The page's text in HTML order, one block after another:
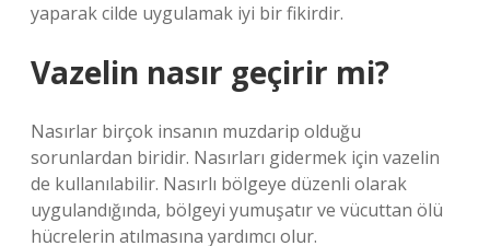
yaparak cilde uygulamak iyi bir fikirdir.
Vazelin nasır geçirir mi?
Nasırlar birçok insanın muzdarip olduğu
sorunlardan biridir. Nasırları gidermek için vazelin
de kullanılabilir. Nasırlı bölgeye düzenli olarak
uygulandığında, bölgeyi yumuşatır ve vücuttan ölü
hücrelerin atılmasına yardımcı olur.